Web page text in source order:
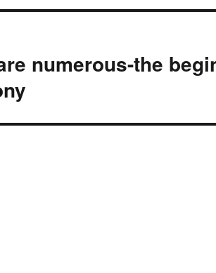
numerous-the